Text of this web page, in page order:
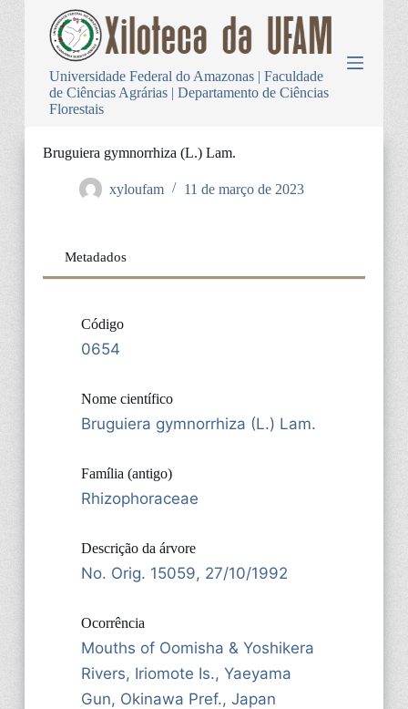
Universidade Federal do Amazonas | Faculdade
de Ciências Agrárias | Departamento de Ciências
Florestais
Bruguiera gymnorrhiza (L.) Lam.
xyloufam 11 de março de 2023
Metadados
Código
0654
Nome científico
Bruguiera gymnorrhiza (L.) Lam.
Família (antigo)
Rhizophoraceae
Descrição da árvore
No. Orig. 15059, 27/10/1992
Ocorrência
Mouths of Oomisha & Yoshikera
Rivers, Iriomote Is., Yaeyama
Gun, Okinawa Pref., Japan